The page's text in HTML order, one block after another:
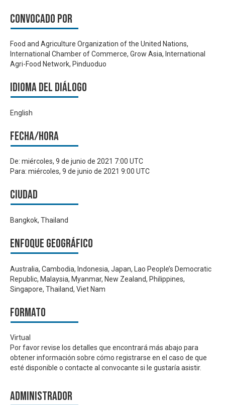
Convocado por
Food and Agriculture Organization of the United Nations,
International Chamber of Commerce, Grow Asia, International
Agri-Food Network, Pinduoduo
Idioma del Diálogo
English
Fecha/hora
De: miércoles, 9 de junio de 2021 7:00 UTC
Para: miércoles, 9 de junio de 2021 9:00 UTC
Ciudad
Bangkok, Thailand
Enfoque geográfico
Australia, Cambodia, Indonesia, Japan, Lao People’s Democratic
Republic, Malaysia, Myanmar, New Zealand, Philippines,
Singapore, Thailand, Viet Nam
Formato
Virtual
Por favor revise los detalles que encontrará más abajo para
obtener información sobre cómo registrarse en el caso de que
esté disponible o contacte al convocante si le gustaría asistir.
Administrador